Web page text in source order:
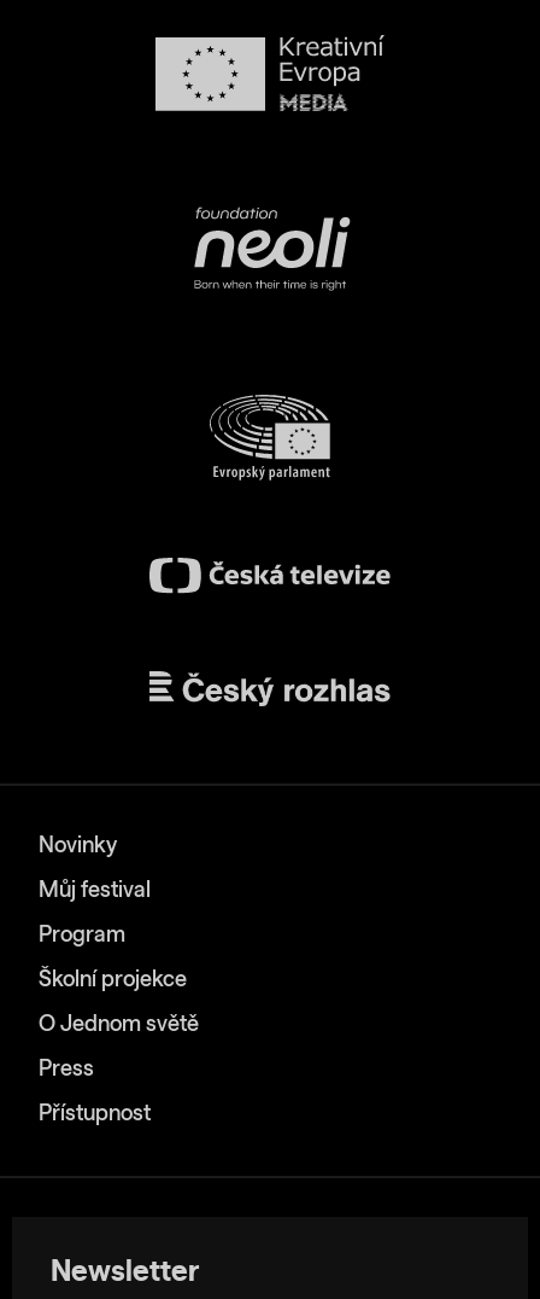
Novinky
Můj festival
Program
Školní projekce
O Jednom světě
Press
Přístupnost
Newsletter